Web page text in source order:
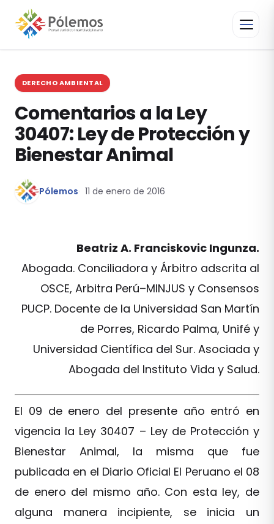
DERECHO AMBIENTAL
Comentarios a la Ley
30407: Ley de Protección y
Bienestar Animal
Pólemos 11 de enero de 2016
Beatriz A. Franciskovic Ingunza.
Abogada. Conciliadora y Árbitro adscrita al
OSCE, Arbitra Perú–MINJUS y Consensos
PUCP. Docente de la Universidad San Martín
de Porres, Ricardo Palma, Unifé y
Universidad Científica del Sur. Asociada y
Abogada del Instituto Vida y Salud.
El 09 de enero del presente año entró en
vigencia la Ley 30407 – Ley de Protección y
Bienestar Animal, la misma que fue
publicada en el Diario Oficial El Peruano el 08
de enero del mismo año. Con esta ley, de
alguna manera incipiente, se inicia un